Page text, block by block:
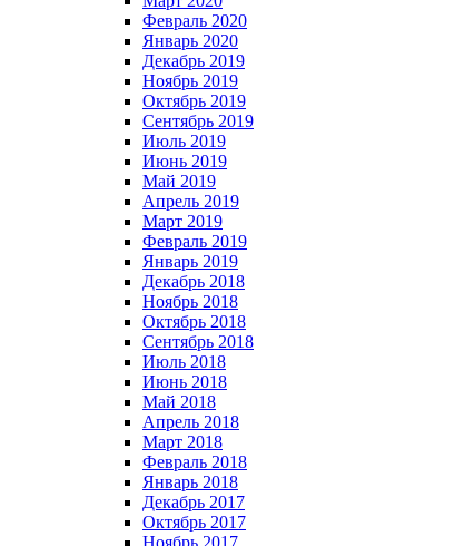
Февраль 2020
Январь 2020
Декабрь 2019
Ноябрь 2019
Октябрь 2019
Сентябрь 2019
Июль 2019
Июнь 2019
Май 2019
Апрель 2019
Март 2019
Февраль 2019
Январь 2019
Декабрь 2018
Ноябрь 2018
Октябрь 2018
Сентябрь 2018
Июль 2018
Июнь 2018
Май 2018
Апрель 2018
Март 2018
Февраль 2018
Январь 2018
Декабрь 2017
Октябрь 2017
Ноябрь 2017